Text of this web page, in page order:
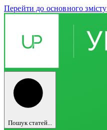
Перейти до основного змісту
Пошук статей...